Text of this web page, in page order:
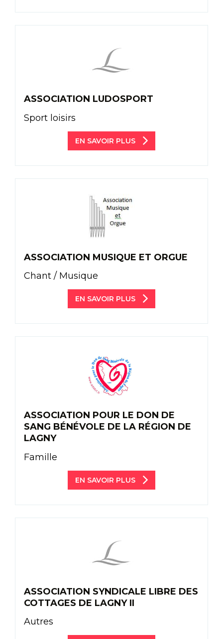
ASSOCIATION LUDOSPORT
Sport loisirs
EN SAVOIR PLUS
ASSOCIATION MUSIQUE ET ORGUE
Chant / Musique
EN SAVOIR PLUS
ASSOCIATION POUR LE DON DE
SANG BÉNÉVOLE DE LA RÉGION DE
LAGNY
Famille
EN SAVOIR PLUS
ASSOCIATION SYNDICALE LIBRE DES
COTTAGES DE LAGNY II
Autres